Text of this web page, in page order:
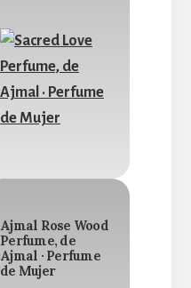
Ajmal Rose Wood
Perfume, de
Ajmal · Perfume
de Mujer